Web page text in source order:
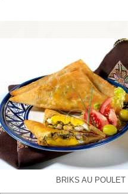
BRIKS AU POULET